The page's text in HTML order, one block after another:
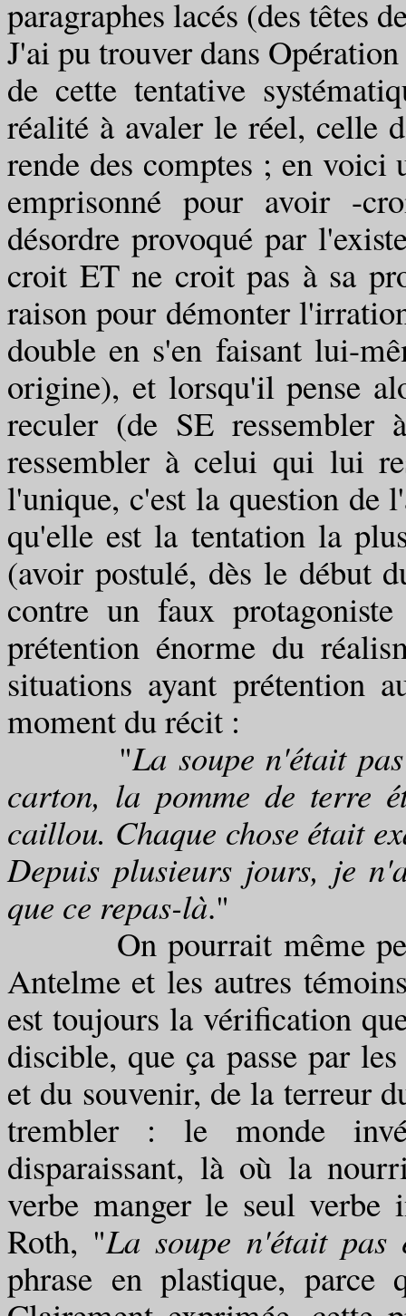
paragraphes lacés (des têtes
J'ai pu trouver dans
de cette tentative
réalité à avaler le réel, celle
rende des comptes ; en voici
emprisonné pour avoir -
désordre provoqué par
croit ET ne croit pas à sa
raison pour démonter
double en s'en faisant lui-
origine), et lorsqu'il pense
reculer (de SE ressembler
ressembler à celui qui lui
l'unique, c'est la question de
qu'elle est la tentation la
(avoir postulé, dès le début
contre un faux
prétention énorme du
situations ayant prétention
moment du récit :
"La soupe n'était
carton, la pomme de terre
caillou. Chaque chose était
Depuis plusieurs jours, je
que ce repas-là."
On pourrait même
Antelme et les autres
est toujours la vérification
discible, que ça passe par
et du souvenir, de la terreur
trembler : le monde
disparaissant, là où la
verbe manger le seul
Roth, "La soupe n'était pas
phrase en plastique, parce